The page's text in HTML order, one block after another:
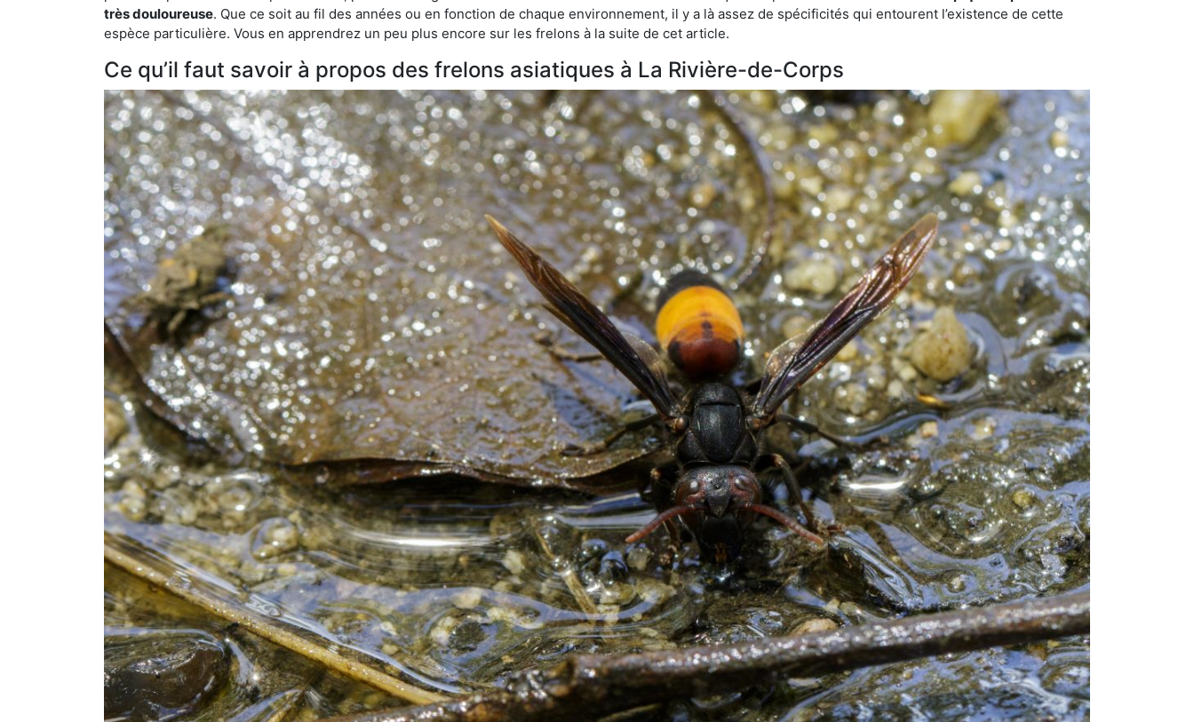
très douloureuse. Que ce soit au fil des années ou en fonction de chaque environnement, il y a là assez de spécificités qui entourent l’existence de cette
espèce particulière. Vous en apprendrez un peu plus encore sur les frelons à la suite de cet article.
Ce qu’il faut savoir à propos des frelons asiatiques à La Rivière-de-Corps